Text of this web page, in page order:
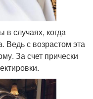
случаях, когда
Ведь с возрастом эта
За счет прически